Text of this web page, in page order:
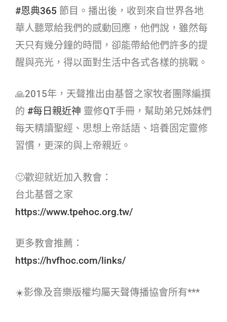
#恩典365​ 節目。播出後，收到來自世界各地
華人聽眾給我們的感動回應，他們說，雖然每
天只有幾分鐘的時間，卻能帶給他們許多的提
醒與亮光，得以面對生活中各式各樣的挑戰。
🙏2015年，天聲推出由基督之家牧者團隊編撰
的 #每日親近神​ 靈修QT手冊，幫助弟兄姊妹們
每天精讀聖經、思想上帝話語、培養固定靈修
習慣，更深的與上帝親近。
🙂歡迎就近加入教會：
台北基督之家
https://www.tpehoc.org.tw/
更多教會推薦：
https://hvfhoc.com/links/
☀️影像及音樂版權均屬天聲傳播協會所有***